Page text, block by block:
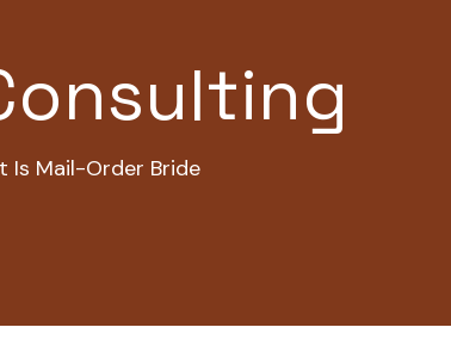
Is Mail-Order Bride